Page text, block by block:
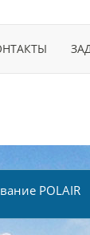
POLAIR